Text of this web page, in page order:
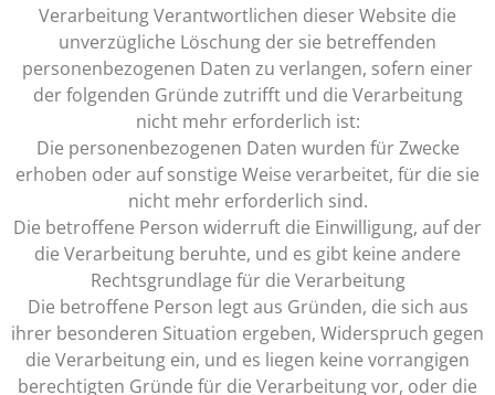
Verarbeitung Verantwortlichen dieser Website die
unverzügliche Löschung der sie betreffenden
personenbezogenen Daten zu verlangen, sofern einer
der folgenden Gründe zutrifft und die Verarbeitung
nicht mehr erforderlich ist:
Die personenbezogenen Daten wurden für Zwecke
erhoben oder auf sonstige Weise verarbeitet, für die sie
nicht mehr erforderlich sind.
Die betroffene Person widerruft die Einwilligung, auf der
die Verarbeitung beruhte, und es gibt keine andere
Rechtsgrundlage für die Verarbeitung
Die betroffene Person legt aus Gründen, die sich aus
ihrer besonderen Situation ergeben, Widerspruch gegen
die Verarbeitung ein, und es liegen keine vorrangigen
berechtigten Gründe für die Verarbeitung vor, oder die